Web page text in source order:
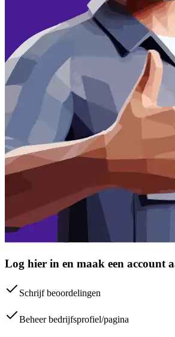
Log hier in en maak een account
Schrijf beoordelingen
Beheer bedrijfsprofiel/pagina